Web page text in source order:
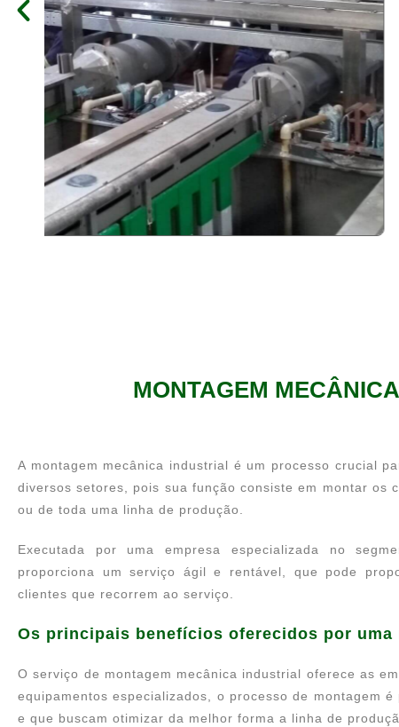
MONTAGEM
A montagem mecânica industrial é um processo crucial
diversos setores, pois sua função consiste em montar os
ou de toda uma linha de produção.
Executada por uma empresa especializada no
proporciona um serviço ágil e rentável, que pode
clientes que recorrem ao serviço.
Os principais benefícios oferecidos por uma
O serviço de montagem mecânica industrial oferece as
equipamentos especializados, o processo de montagem
e que buscam otimizar da melhor forma a linha de